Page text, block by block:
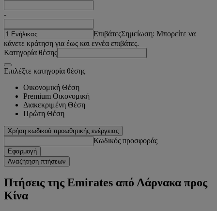
-
ΕπιβάτεςΣημείωση: Μπορείτε να
κάνετε κράτηση για έως και εννέα επιβάτες.
Κατηγορία θέσης
Επιλέξτε κατηγορία θέσης
Οικονομική Θέση
Premium Οικονομική
Διακεκριμένη Θέση
Πρώτη Θέση
Χρήση κωδικού προωθητικής ενέργειας
Κωδικός προσφοράς
Εφαρμογή
Αναζήτηση πτήσεων
Πτήσεις της Emirates από Λάρνακα προς
Κίνα